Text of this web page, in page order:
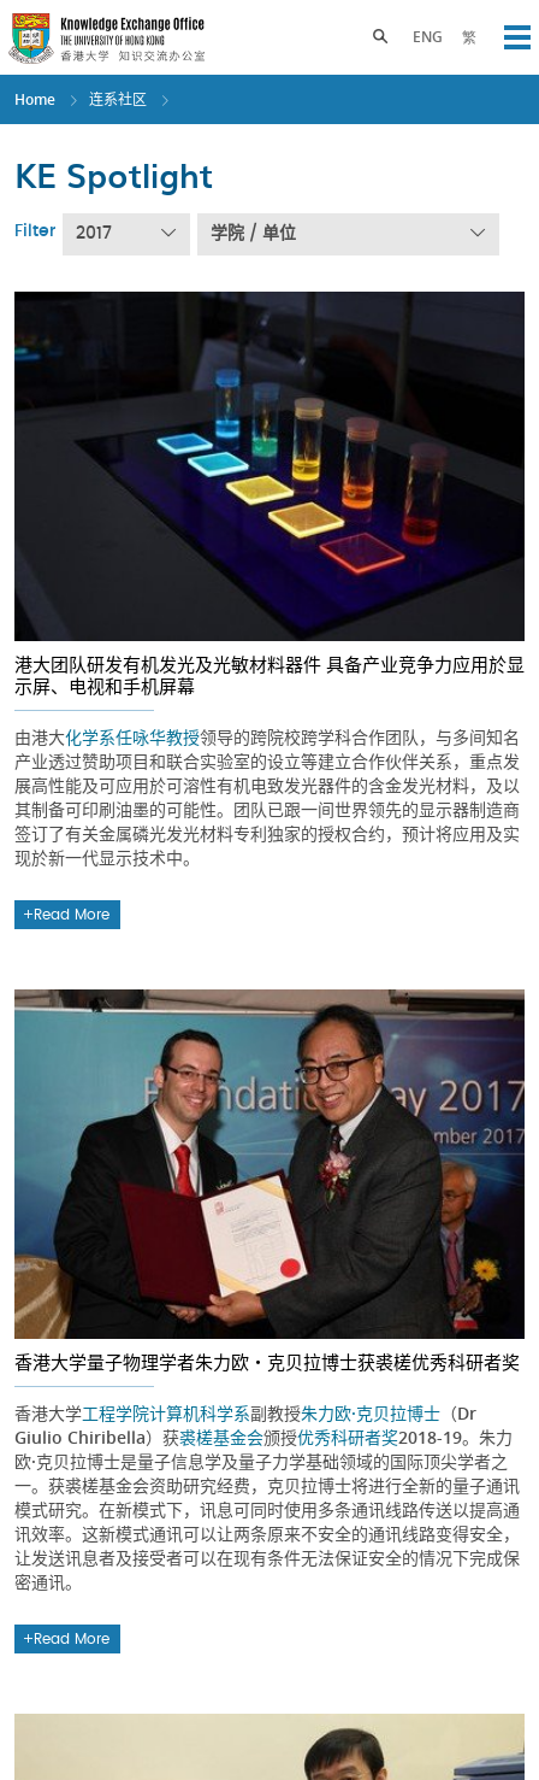
Skip
to
main
content
ENG 繁
Toggle search panel
Home 连系社区
KE Spotlight
Filter 2017 学院 / 单位
港大团队研发有机发光及光敏材料器件 具备产业竞争力应用於显
示屏、电视和手机屏幕
由港大化学系任咏华教授领导的跨院校跨学科合作团队，与多间知名
产业透过赞助项目和联合实验室的设立等建立合作伙伴关系，重点发
展高性能及可应用於可溶性有机电致发光器件的含金发光材料，及以
其制备可印刷油墨的可能性。团队已跟一间世界领先的显示器制造商
签订了有关金属磷光发光材料专利独家的授权合约，预计将应用及实
现於新一代显示技术中。
Read More
香港大学量子物理学者朱力欧・克贝拉博士获裘槎优秀科研者奖
香港大学工程学院计算机科学系副教授朱力欧·克贝拉博士 （Dr
Giulio Chiribella）获裘槎基金会颁授优秀科研者奖2018-19。朱力
欧·克贝拉博士是量子信息学及量子力学基础领域的国际顶尖学者之
一。获裘槎基金会资助研究经费，克贝拉博士将进行全新的量子通讯
模式研究。在新模式下，讯息可同时使用多条通讯线路传送以提高通
讯效率。这新模式通讯可以让两条原来不安全的通讯线路变得安全，
让发送讯息者及接受者可以在现有条件无法保证安全的情况下完成保
密通讯。
Read More